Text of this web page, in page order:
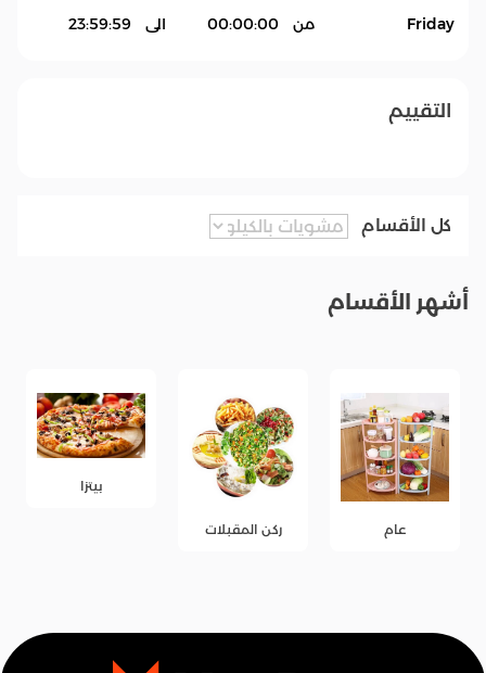
Friday
من 00:00:00 الى 23:59:59
التقييم
كل الأقسام
أشهر الأقسام
عام ركن المقبلات
بيتزا